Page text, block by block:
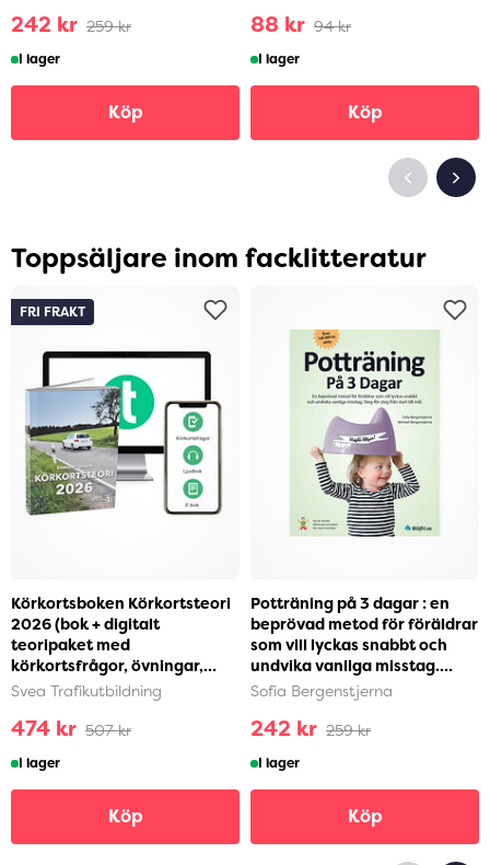
242 kr 259 kr
I lager
Köp
88 kr 94 kr
I lager
Köp
Toppsäljare inom facklitteratur
Körkortsboken Körkortsteori
2026 (bok + digitalt
teoripaket med
körkortsfrågor, övningar,
ljudbok & ebok) (häftad)
Svea Trafikutbildning
474 kr 507 kr
FRI FRAKT
I lager
Köp
Potträning på 3 dagar : en
beprövad metod för föräldrar
som vill lyckas snabbt och
undvika vanliga misstag.
Steg-för-ste...
Sofia Bergenstjerna
242 kr 259 kr
I lager
Köp